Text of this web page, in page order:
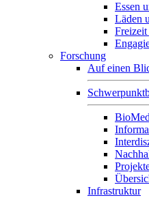
Essen
Läden
Freizeit
Forschung
Auf einen
Infrastruktur